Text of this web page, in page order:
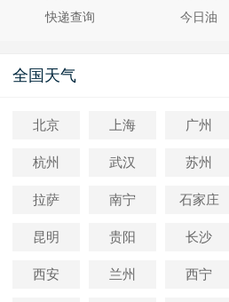
快递查询
今日油
全国天气
北京 上海 广州
杭州 武汉 苏州
拉萨 南宁 石家庄
昆明 贵阳 长沙
西安 兰州 西宁